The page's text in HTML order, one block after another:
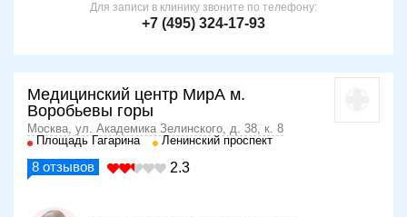
Для записи в клинику звоните по телефону:
+7 (495) 324-17-93
Медицинский центр МирА м.
Воробьевы горы
Москва, ул. Академика Зелинского, д. 38, к. 8
Площадь Гагарина
Ленинский проспект
8 отзывов 2.3